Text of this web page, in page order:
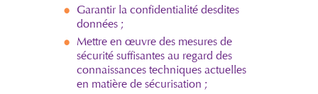
Garantir la confidentialité desdites
données ;
Mettre en œuvre des mesures de
sécurité suffisantes au regard des
connaissances techniques actuelles
en matière de sécurisation ;